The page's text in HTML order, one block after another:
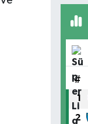
#
1
2